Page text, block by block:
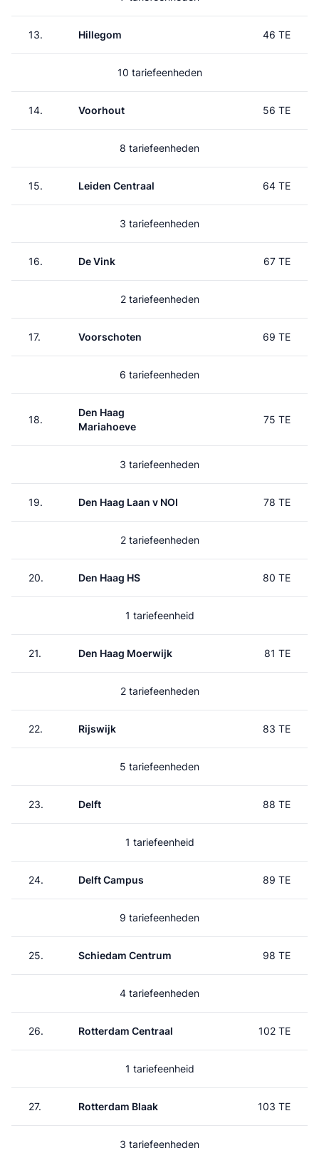
13. Hillegom 46 TE
10 tariefeenheden
14. Voorhout 56 TE
8 tariefeenheden
15. Leiden Centraal 64 TE
3 tariefeenheden
16. De Vink 67 TE
2 tariefeenheden
17. Voorschoten 69 TE
6 tariefeenheden
18.
Den Haag
Mariahoeve
75 TE
3 tariefeenheden
19. Den Haag Laan v NOI 78 TE
2 tariefeenheden
20. Den Haag HS 80 TE
1 tariefeenheid
21. Den Haag Moerwijk 81 TE
2 tariefeenheden
22. Rijswijk 83 TE
5 tariefeenheden
23. Delft 88 TE
1 tariefeenheid
24. Delft Campus 89 TE
9 tariefeenheden
25. Schiedam Centrum 98 TE
4 tariefeenheden
26. Rotterdam Centraal 102 TE
1 tariefeenheid
27. Rotterdam Blaak 103 TE
3 tariefeenheden